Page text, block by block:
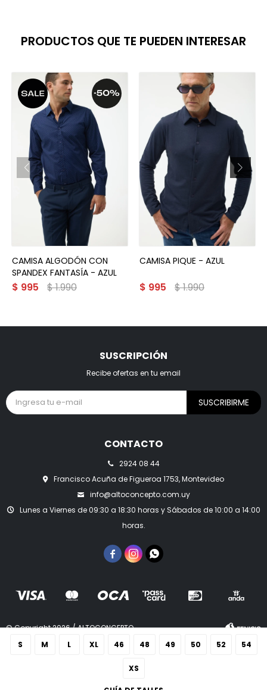
S M L XL 46 48 49 50 52 54
XS
PRODUCTOS QUE TE PUEDEN INTERESAR
CAMISA ALGODÓN CON
SPANDEX FANTASÍA - AZUL
$ 995 $1.990
CAMISA PIQUE - AZUL
$ 995 $1.990
CONTACTO
2924 08 44
Francisco Acuña de Figueroa 1753, Montevideo
info@altoconcepto.com.uy
Lunes a Viernes de 09:30 a 18:30 horas y Sábados de 10:00 a 14:00
horas.
  
SUSCRIPCIÓN
Recibe ofertas en tu email
SUSCRIBIRME
© Copyright 2026 / ALTOCONCEPTO